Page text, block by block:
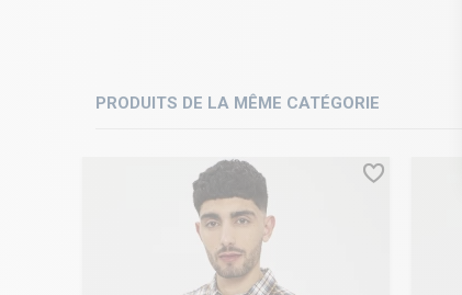
PRODUITS DE LA MÊME CATÉGORIE